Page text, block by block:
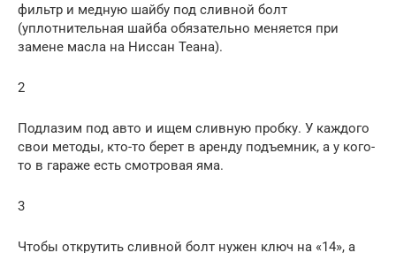
фильтр и медную шайбу под сливной болт
(уплотнительная шайба обязательно меняется при
замене масла на Ниссан Теана).
2
Подлазим под авто и ищем сливную пробку. У каждого
свои методы, кто-то берет в аренду подъемник, а у кого-
то в гараже есть смотровая яма.
3
Чтобы открутить сливной болт нужен ключ на «14», а